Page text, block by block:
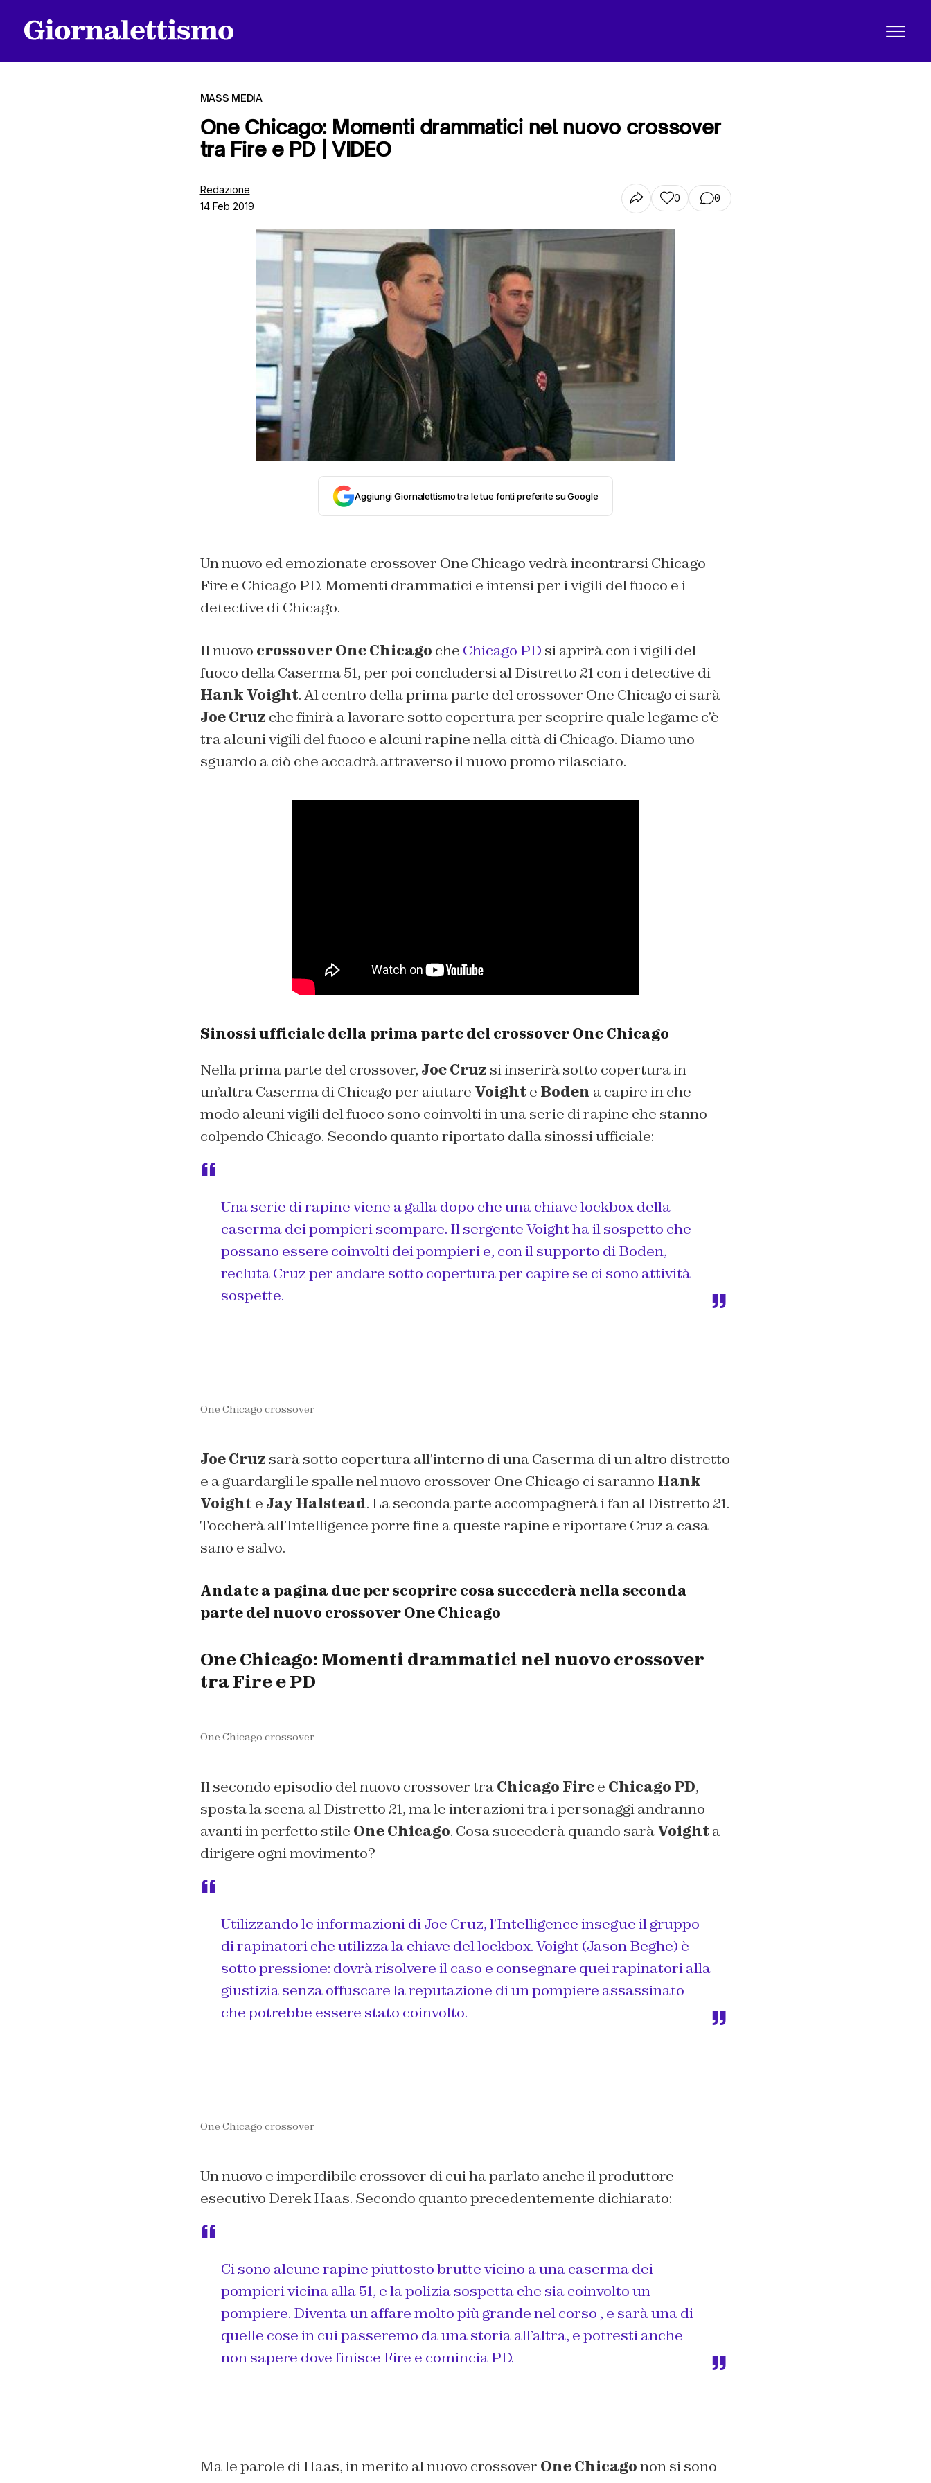
MASS MEDIA
One Chicago: Momenti drammatici nel nuovo crossover
tra Fire e PD | VIDEO
Redazione
14 Feb 2019
0 0
Aggiungi Giornalettismo tra le tue fonti preferite su Google
Un nuovo ed emozionate crossover One Chicago vedrà incontrarsi Chicago
Fire e Chicago PD. Momenti drammatici e intensi per i vigili del fuoco e i
detective di Chicago.
Il nuovo crossover One Chicago che Chicago PD si aprirà con i vigili del
fuoco della Caserma 51, per poi concludersi al Distretto 21 con i detective di
Hank Voight. Al centro della prima parte del crossover One Chicago ci sarà
Joe Cruz che finirà a lavorare sotto copertura per scoprire quale legame c’è
tra alcuni vigili del fuoco e alcuni rapine nella città di Chicago. Diamo uno
sguardo a ciò che accadrà attraverso il nuovo promo rilasciato.
Sinossi ufficiale della prima parte del crossover One Chicago
Nella prima parte del crossover, Joe Cruz si inserirà sotto copertura in
un’altra Caserma di Chicago per aiutare Voight e Boden a capire in che
modo alcuni vigili del fuoco sono coinvolti in una serie di rapine che stanno
colpendo Chicago. Secondo quanto riportato dalla sinossi ufficiale:
Una serie di rapine viene a galla dopo che una chiave lockbox della
caserma dei pompieri scompare. Il sergente Voight ha il sospetto che
possano essere coinvolti dei pompieri e, con il supporto di Boden,
recluta Cruz per andare sotto copertura per capire se ci sono attività
sospette.
One Chicago crossover
Joe Cruz sarà sotto copertura all’interno di una Caserma di un altro distretto
e a guardargli le spalle nel nuovo crossover One Chicago ci saranno Hank
Voight e Jay Halstead. La seconda parte accompagnerà i fan al Distretto 21.
Toccherà all’Intelligence porre fine a queste rapine e riportare Cruz a casa
sano e salvo.
Andate a pagina due per scoprire cosa succederà nella seconda
parte del nuovo crossover One Chicago
One Chicago: Momenti drammatici nel nuovo crossover
tra Fire e PD
One Chicago crossover
Il secondo episodio del nuovo crossover traChicago Firee Chicago PD,
sposta la scena al Distretto 21, ma le interazioni tra i personaggi andranno
avanti in perfetto stile One Chicago. Cosa succederà quando saràVoight a
dirigere ogni movimento?
Utilizzando le informazioni di Joe Cruz, l’Intelligence insegue il gruppo
di rapinatori che utilizza la chiave del lockbox. Voight (Jason Beghe) è
sotto pressione: dovrà risolvere il caso e consegnare quei rapinatori alla
giustizia senza offuscare la reputazione di un pompiere assassinato
che potrebbe essere stato coinvolto.
One Chicago crossover
Un nuovo e imperdibile crossover di cui ha parlato anche il produttore
esecutivo Derek Haas. Secondo quanto precedentemente dichiarato:
Ci sono alcune rapine piuttosto brutte vicino a una caserma dei
pompieri vicina alla 51, e la polizia sospetta che sia coinvolto un
pompiere. Diventa un affare molto più grande nel corso , e sarà una di
quelle cose in cui passeremo da una storia all’altra, e potresti anche
non sapere dove finisce Fire e comincia PD.
Ma le parole di Haas, in merito al nuovo crossover One Chicagonon si sono